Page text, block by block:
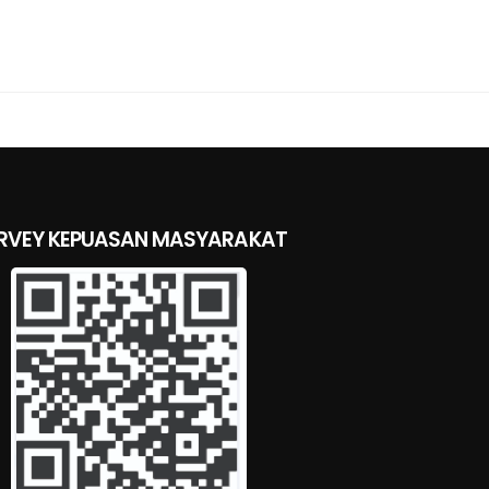
KEPUASAN MASYARAKAT